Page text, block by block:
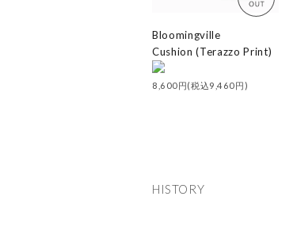
Bloomingville
Cushion (Terazzo Print)
8,600円(税込9,460円)
HISTORY